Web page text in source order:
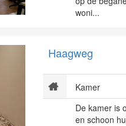
woni...
Haagweg
Kamer
De kamer is
en schoon